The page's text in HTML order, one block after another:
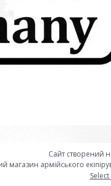
Сайт створений